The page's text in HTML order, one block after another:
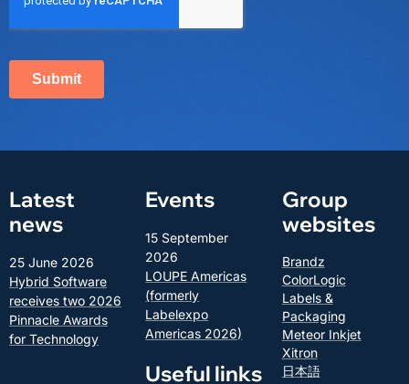
Latest
news
25 June 2026
Hybrid Software
receives two 2026
Pinnacle Awards
for Technology
Events
15 September
2026
LOUPE Americas
(formerly
Labelexpo
Americas 2026)
Useful links
Group
websites
Brandz
ColorLogic
Labels &
Packaging
Meteor Inkjet
Xitron
日本語